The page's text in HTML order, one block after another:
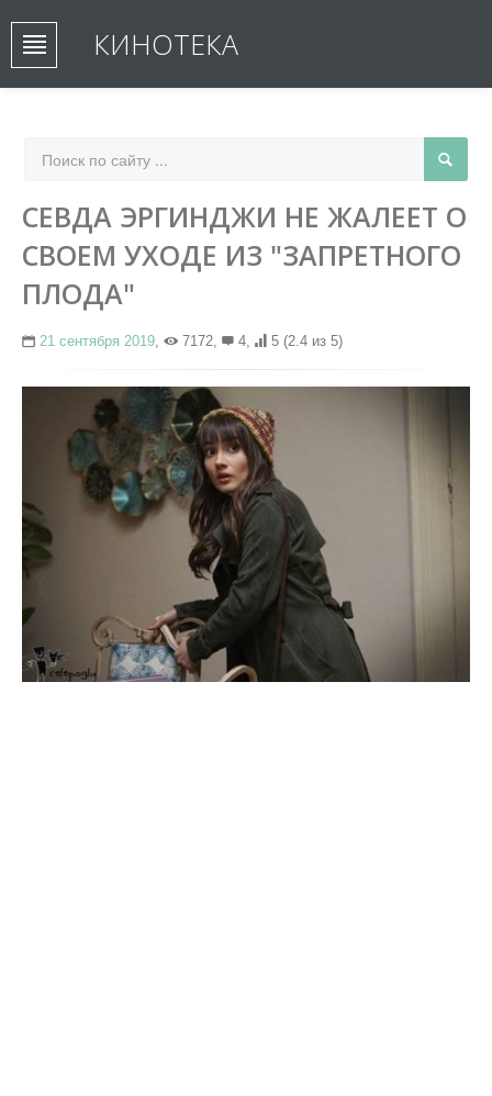
КИНОТЕКА
СЕВДА ЭРГИНДЖИ НЕ ЖАЛЕЕТ О
СВОЕМ УХОДЕ ИЗ "ЗАПРЕТНОГО
ПЛОДА"
21 сентября 2019, 7172, 4, 5 (2.4 из 5)